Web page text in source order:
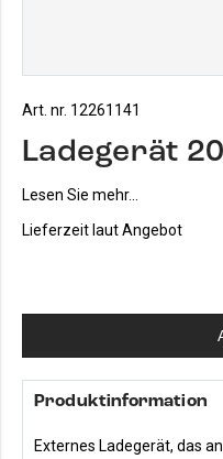
Art. nr. 12261141
Ladegerät
Lesen Sie mehr...
Lieferzeit laut Angebot
Produktinformation
Externes Ladegerät, das